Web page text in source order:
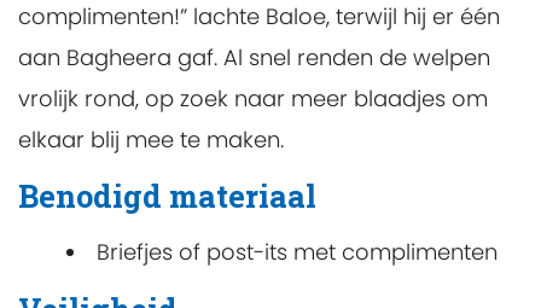
complimenten!” lachte Baloe, terwijl hij er één
aan Bagheera gaf. Al snel renden de welpen
vrolijk rond, op zoek naar meer blaadjes om
elkaar blij mee te maken.
Benodigd materiaal
Briefjes of post-its met complimenten